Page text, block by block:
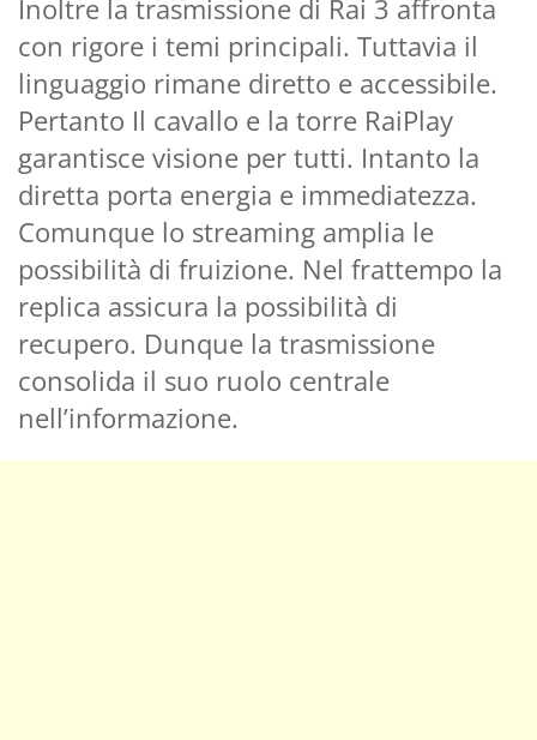
Inoltre la trasmissione di Rai 3 affronta
con rigore i temi principali. Tuttavia il
linguaggio rimane diretto e accessibile.
Pertanto Il cavallo e la torre RaiPlay
garantisce visione per tutti. Intanto la
diretta porta energia e immediatezza.
Comunque lo streaming amplia le
possibilità di fruizione. Nel frattempo la
replica assicura la possibilità di
recupero. Dunque la trasmissione
consolida il suo ruolo centrale
nell’informazione.